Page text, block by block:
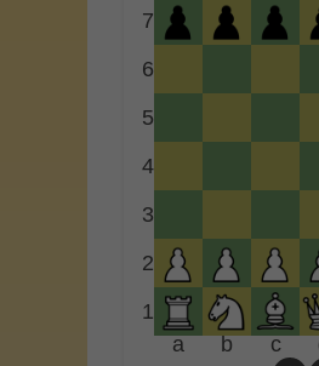
1
2
3
4
5
6
7
a b c